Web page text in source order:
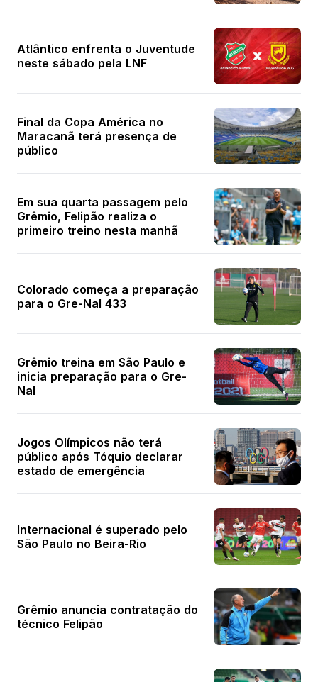
Atlântico enfrenta o Juventude
neste sábado pela LNF
Final da Copa América no
Maracanã terá presença de
público
Em sua quarta passagem pelo
Grêmio, Felipão realiza o
primeiro treino nesta manhã
Colorado começa a preparação
para o Gre-Nal 433
Grêmio treina em São Paulo e
inicia preparação para o Gre-
Nal
Jogos Olímpicos não terá
público após Tóquio declarar
estado de emergência
Internacional é superado pelo
São Paulo no Beira-Rio
Grêmio anuncia contratação do
técnico Felipão